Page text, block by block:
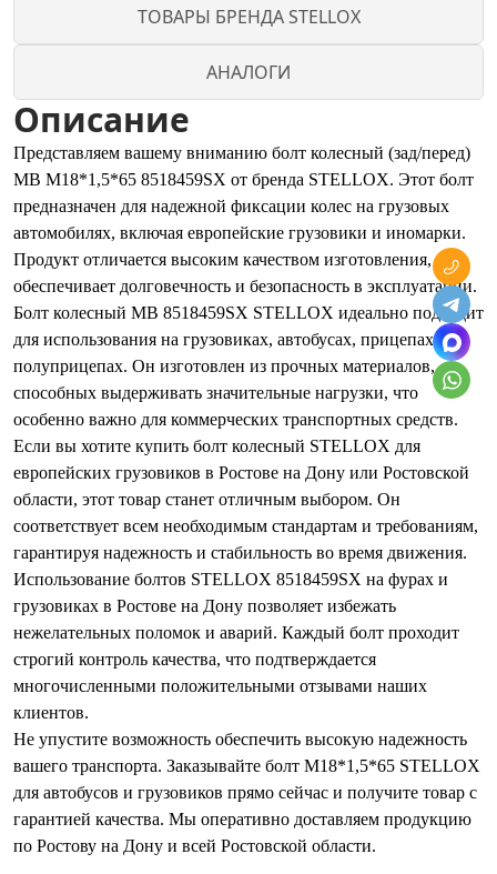
ТОВАРЫ БРЕНДА STELLOX
АНАЛОГИ
Описание
Представляем вашему вниманию болт колесный (зад/перед)
MB М18*1,5*65 8518459SX от бренда STELLOX. Этот болт
предназначен для надежной фиксации колес на грузовых
автомобилях, включая европейские грузовики и иномарки.
Продукт отличается высоким качеством изготовления, что
обеспечивает долговечность и безопасность в эксплуатации.
Болт колесный MB 8518459SX STELLOX идеально подходит
для использования на грузовиках, автобусах, прицепах и
полуприцепах. Он изготовлен из прочных материалов,
способных выдерживать значительные нагрузки, что
особенно важно для коммерческих транспортных средств.
Если вы хотите купить болт колесный STELLOX для
европейских грузовиков в Ростове на Дону или Ростовской
области, этот товар станет отличным выбором. Он
соответствует всем необходимым стандартам и требованиям,
гарантируя надежность и стабильность во время движения.
Использование болтов STELLOX 8518459SX на фурах и
грузовиках в Ростове на Дону позволяет избежать
нежелательных поломок и аварий. Каждый болт проходит
строгий контроль качества, что подтверждается
многочисленными положительными отзывами наших
клиентов.
Не упустите возможность обеспечить высокую надежность
вашего транспорта. Заказывайте болт М18*1,5*65 STELLOX
для автобусов и грузовиков прямо сейчас и получите товар с
гарантией качества. Мы оперативно доставляем продукцию
по Ростову на Дону и всей Ростовской области.